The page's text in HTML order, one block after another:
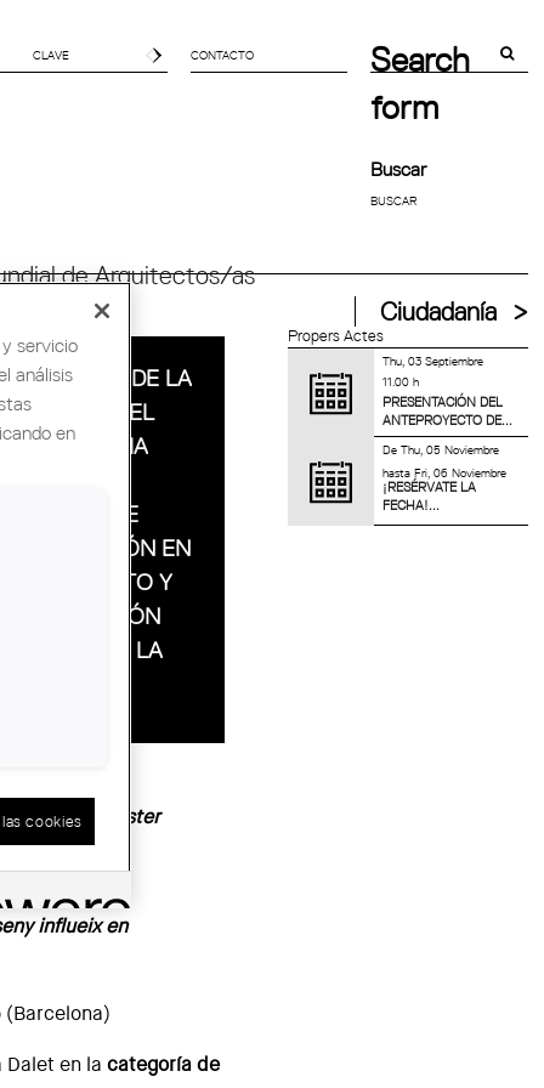
CONTACTO
Search
form
Buscar
de Arquitectos/as
Ciudadanía
Propers Actes
Thu, 03 Septiembre
11.00 h
PRESENTACIÓN DEL
ANTEPROYECTO DE...
DeThu, 05 Noviembre
hastaFri, 06 Noviembre
¡RESÉRVATE LA
FECHA!...
DE LA
EDICIÓN DEL
SÒNIA
TRABAJOS DE
INVESTIGACIÓN EN
BACHILLERATO Y
DE INNOVACIÓN
DOCENTE EN LA
weigh? Mr Foster
influeix en
Dalet en lacategoría de
servicio
análisis
en
cookies